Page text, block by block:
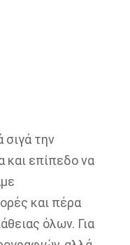
σιγά την
και επίπεδο να
και πέρα
όλων. Για